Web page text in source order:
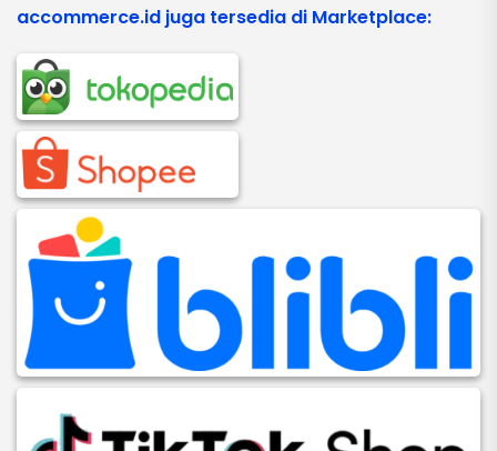
accommerce.id juga tersedia di Marketplace: